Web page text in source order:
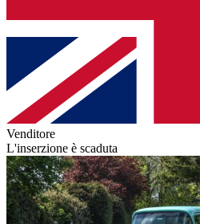
Venditore
L'inserzione è scaduta